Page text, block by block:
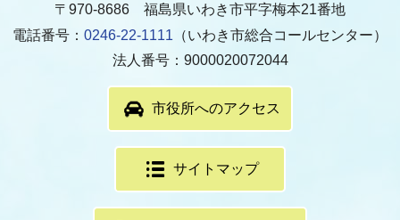
〒970-8686 福島県いわき市平字梅本21番地
電話番号： 0246-22-1111 （いわき市総合コールセンター）
法人番号：9000020072044
市役所へのアクセス
サイトマップ